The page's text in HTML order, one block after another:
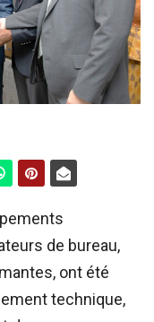
de bureau,
ont été
technique,